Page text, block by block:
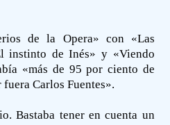
de la Opera» con «Las
instinto de Inés» y «Viendo
«más de 95 por ciento de
Carlos Fuentes».
Bastaba tener en cuenta un